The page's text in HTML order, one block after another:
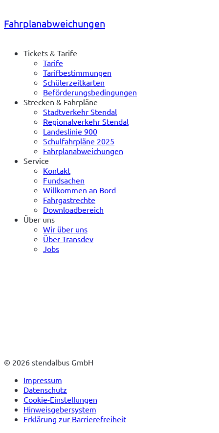
Fahrplan­abweichungen
Tickets & Tarife
Tarife
Tarifbestimmungen
Schülerzeitkarten
Beförderungsbedingungen
Strecken & Fahrpläne
Stadtverkehr Stendal
Regionalverkehr Stendal
Landeslinie 900
Schulfahrpläne 2025
Fahrplanabweichungen
Service
Kontakt
Fundsachen
Willkommen an Bord
Fahrgastrechte
Downloadbereich
Über uns
Wir über uns
Über Transdev
Jobs
© 2026 stendalbus GmbH
Impressum
Datenschutz
Cookie-Einstellungen
Hinweisgebersystem
Erklärung zur Barrierefreiheit